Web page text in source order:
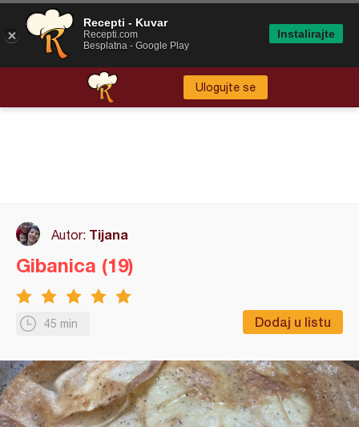
Ulogujte se
Autor: Tijana
45 min Dodaj u listu
Gibanica (19)
Recepti - Kuvar
Recepti.com
Besplatna - Google Play
Instalirajte